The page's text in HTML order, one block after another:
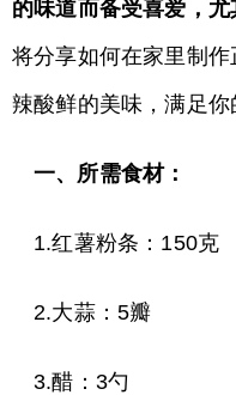
的味道而备受喜爱，尤
将分享如何在家里制
辣酸鲜的美味，满足你
一、所需食材：
1.红薯粉条：150克
2.大蒜：5瓣
3.醋：3勺